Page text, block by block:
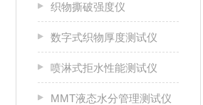
织物撕破强度仪
数字式织物厚度测试仪
喷淋式拒水性能测试仪
MMT液态水分管理测试仪